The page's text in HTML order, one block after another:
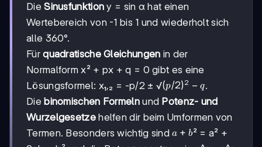
DieSinusfunktion y = sin α hat einen
Wertebereich von -1 bis 1 und wiederholt sich
alle 360°.
Fürquadratische Gleichungen in der
Normalform x² + px + q = 0 gibt es eine
Lösungsformel: x₁,₂ = -p/2 ± √(p/2)²
- q
(p/2)2 − q.
Die binomischen Formelnund Potenz- und
Wurzelgesetzehelfen dir beim Umformen von
Termen. Besonders wichtig sinda+b
a + b² = a² +